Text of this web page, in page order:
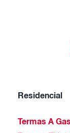
Residencial
Termas A Gas